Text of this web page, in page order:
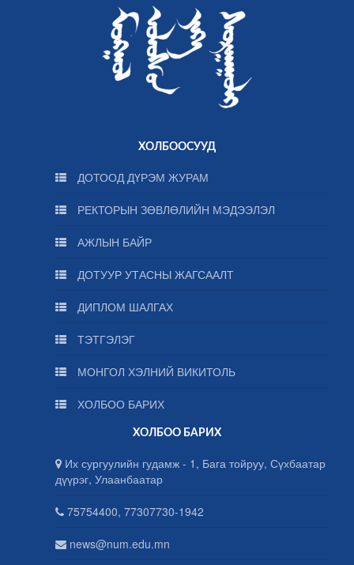
ХОЛБООСУУД
ДОТООД ДҮРЭМ ЖУРАМ
РЕКТОРЫН ЗӨВЛӨЛИЙН МЭДЭЭЛЭЛ
АЖЛЫН БАЙР
ДОТУУР УТАСНЫ ЖАГСААЛТ
ДИПЛОМ ШАЛГАХ
ТЭТГЭЛЭГ
МОНГОЛ ХЭЛНИЙ ВИКИТОЛЬ
ХОЛБОО БАРИХ
ХОЛБОО БАРИХ
Их сургуулийн гудамж - 1, Бага тойруу, Сүхбаатар
дүүрэг, Улаанбаатар
75754400, 77307730-1942
news@num.edu.mn